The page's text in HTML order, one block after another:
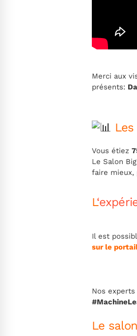
Merci aux
présents:
Vous étiez
Le Salon
faire mieux,
L
Il est
sur le
Nos
Le